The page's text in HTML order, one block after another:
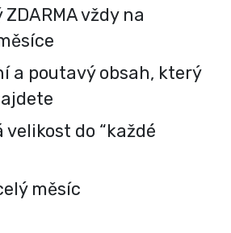
vždy na
a poutavý obsah, který
do “každé
měsíc